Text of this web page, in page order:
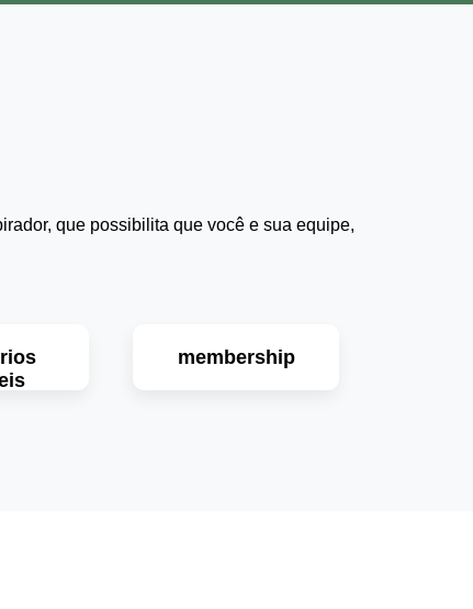
que possibilita que você e sua equipe,
membership